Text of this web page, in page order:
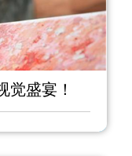
觉盛宴！